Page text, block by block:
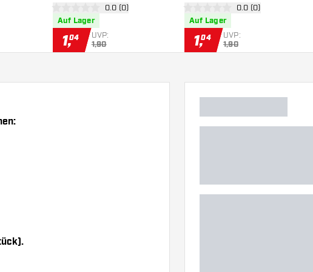
öffnen Bewertungsbereich öffnen
0 Bewertungssterne
0.0 (0)
Auf Lager
1,04 UVP:
1,90
Bewertungsbereich
0 Bewertungssterne
0.0 (0)
Auf Lager
1,04 UVP:
1,90